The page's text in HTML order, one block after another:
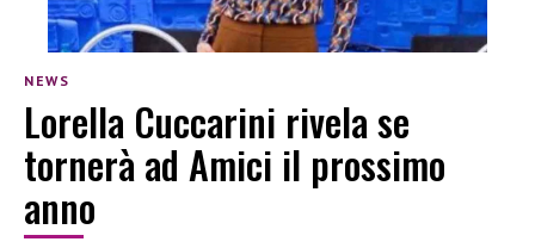
NEWS
Lorella Cuccarini rivela se
tornerà ad Amici il prossimo
anno